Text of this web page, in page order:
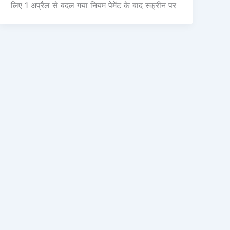
लिए 1 अप्रैल से बदल गया नियम पेमेंट के बाद स्क्रीन पर